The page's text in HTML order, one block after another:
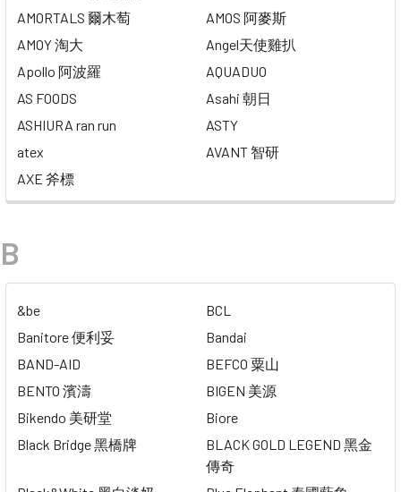
AMORTALS 爾木萄
AMOS 阿麥斯
AMOY 淘大
Angel天使雞扒
Apollo 阿波羅
AQUADUO
AS FOODS
Asahi 朝日
ASHIURA ran run
ASTY
atex
AVANT 智研
AXE 斧標
B
&be
BCL
Banitore 便利妥
Bandai
BAND-AID
BEFCO 粟山
BENTO 濱濤
BIGEN 美源
Bikendo 美研堂
Biore
Black Bridge 黑橋牌
BLACK GOLD LEGEND 黑金
傳奇